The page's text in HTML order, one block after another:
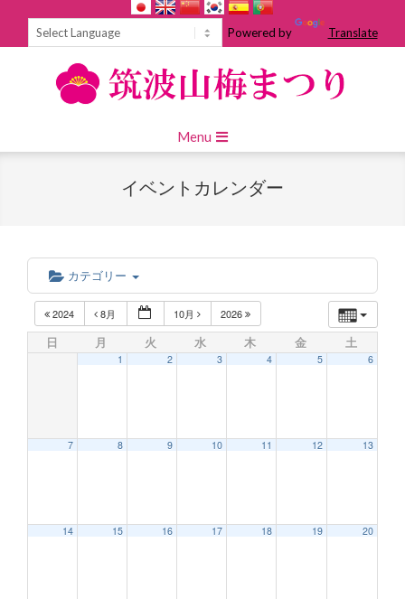
Powered by Translate
Navigation
Menu
イベントカレンダー
カテゴリー
2024 8月 10月 2026
日 月 火 水 木 金 土
1 2 3 4 5 6
7 8 9 10 11 12 13
14 15 16 17 18 19 20